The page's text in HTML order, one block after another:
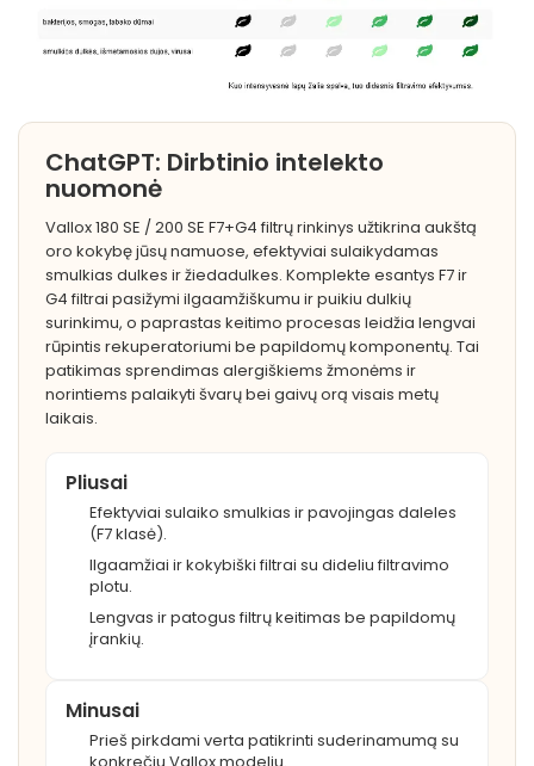
ChatGPT: Dirbtinio intelekto
nuomonė
Vallox 180 SE / 200 SE F7+G4 filtrų rinkinys užtikrina aukštą
oro kokybę jūsų namuose, efektyviai sulaikydamas
smulkias dulkes ir žiedadulkes. Komplekte esantys F7 ir
G4 filtrai pasižymi ilgaamžiškumu ir puikiu dulkių
surinkimu, o paprastas keitimo procesas leidžia lengvai
rūpintis rekuperatoriumi be papildomų komponentų. Tai
patikimas sprendimas alergiškiems žmonėms ir
norintiems palaikyti švarų bei gaivų orą visais metų
laikais.
Pliusai
Efektyviai sulaiko smulkias ir pavojingas daleles
(F7 klasė).
Ilgaamžiai ir kokybiški filtrai su dideliu filtravimo
plotu.
Lengvas ir patogus filtrų keitimas be papildomų
įrankių.
Minusai
Prieš pirkdami verta patikrinti suderinamumą su